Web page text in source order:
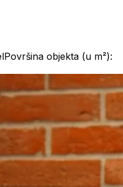
Površina objekta (u m²):